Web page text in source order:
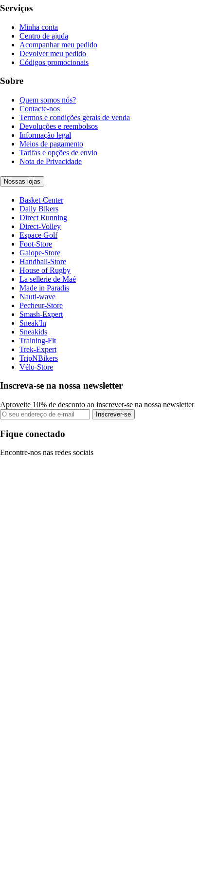
Serviços
Minha conta
Centro de ajuda
Acompanhar meu pedido
Devolver meu pedido
Códigos promocionais
Sobre
Quem somos nós?
Contacte-nos
Termos e condições gerais de venda
Devoluções e reembolsos
Informação legal
Meios de pagamento
Tarifas e opções de envio
Nota de Privacidade
Nossas lojas
Basket-Center
Daily Bikers
Direct Running
Direct-Volley
Espace Golf
Foot-Store
Galope-Store
Handball-Store
House of Rugby
La sellerie de Maé
Made in Paradis
Nauti-wave
Pecheur-Store
Smash-Expert
Sneak'In
Sneakids
Training-Fit
Trek-Expert
TripNBikers
Vélo-Store
Inscreva-se na nossa newsletter
Aproveite 10% de desconto ao inscrever-se na nossa newsletter
Inscrever-se
Fique conectado
Encontre-nos nas redes sociais